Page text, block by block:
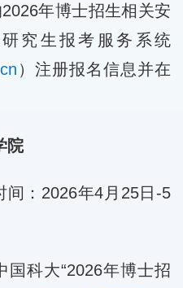
年博士招生相关安
究生报考服务系统
）注册报名信息并在
院
间：2026年4月25日-5
国科大“2026年博士招